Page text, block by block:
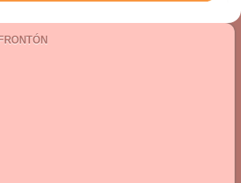
|Fotos|Comentarios y reseñas